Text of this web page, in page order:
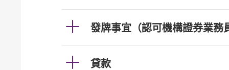
發牌事宜（認可機構證券業務
貸款